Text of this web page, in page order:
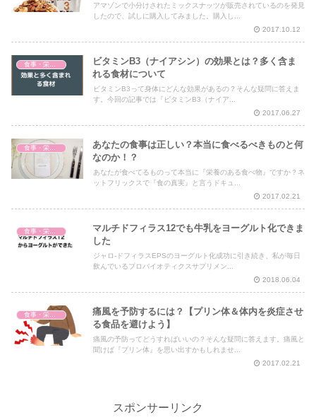
アマゾンで小分けされたミックスナッツが販売されているのを発見
したので、試しに購入してみました。購入し...
2017.10.12
ビタミンB3（ナイアシン）の効果とは？多く含ま
れる食材について
ビタミンB3って身体にどんな効果があるの？そんな疑問に答えま
す。今回の記事では『ビタミンB3（ナイア...
2017.06.27
あなたの食事は正しい？本当に食べるべきものと何
なのか！？
あなたが食べてるものって本当に『栄養のある食べ物』ですか？ネ
ットフリックスで『食の真実』と言うドキュ...
2017.02.21
マルチドフィラス12でも牛乳をヨーグルト化できま
した
ジャロ‐ドフィラスEPSのヨーグルト化成功に引き続き、私が毎日
飲んでいるプロバイオティクスサプリメン...
2018.06.04
痛風を予防するには？【プリン体＆体内を炎症させ
る食品を避けよう】
痛風の予防ってどうすればいいの？そんな疑問に答えます。痛風と
聞けば『プリン体』を思い出すかもしれませ...
2017.02.21
スポンサーリンク